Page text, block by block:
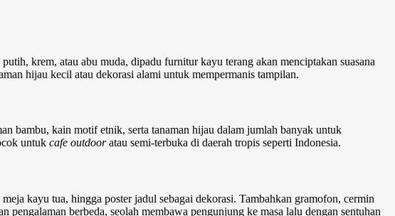
krem, atau abu muda, dipadu furnitur kayu terang akan menciptakan suasana
hijau kecil atau dekorasi alami untuk mempermanis tampilan.
bambu, kain motif etnik, serta tanaman hijau dalam jumlah banyak untuk
untuk cafe outdooratau semi-terbuka di daerah tropis seperti Indonesia.
kayu tua, hingga poster jadul sebagai dekorasi. Tambahkan gramofon, cermin
pengalaman berbeda, seolah membawa pengunjung ke masa lalu dengan sentuhan